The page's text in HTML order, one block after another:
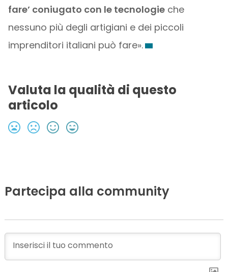
fare’ coniugato con le tecnologieche
nessuno più degli artigiani e dei piccoli
imprenditori italiani può fare».
Valuta la qualità di questo
articolo
Partecipa alla community